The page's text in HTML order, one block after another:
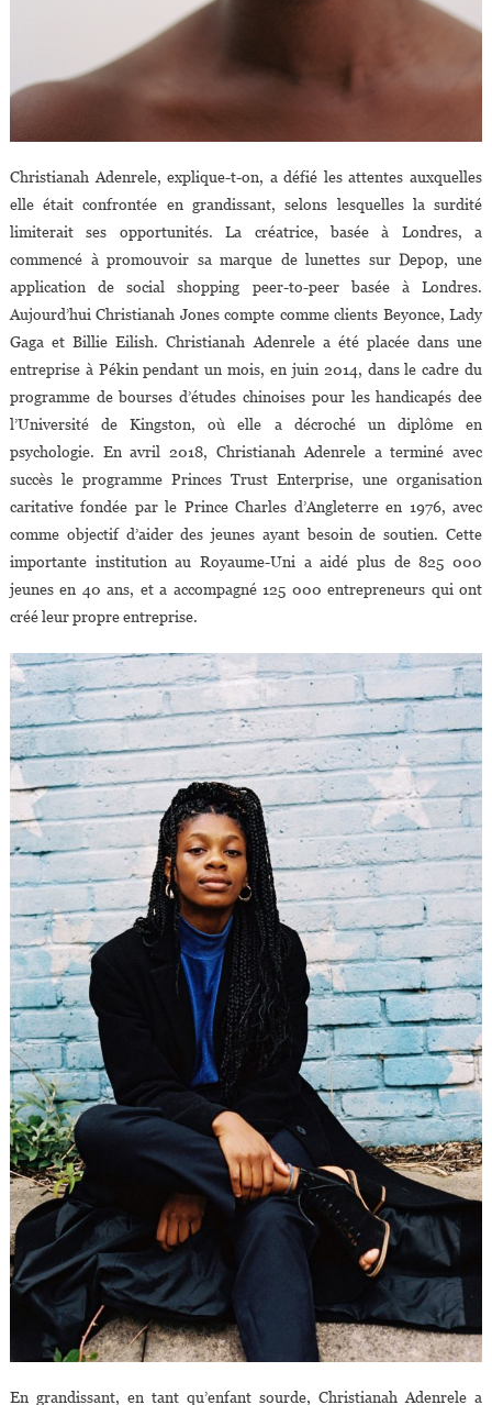
Christianah Adenrele, explique-t-on, a défié les attentes auxquelles
elle était confrontée en grandissant, selons lesquelles la surdité
limiterait ses opportunités. La créatrice, basée à Londres, a
commencé à promouvoir sa marque de lunettes sur Depop, une
application de social shopping peer-to-peer basée à Londres.
Aujourd’hui Christianah Jones compte comme clients Beyonce, Lady
Gaga et Billie Eilish. Christianah Adenrele a été placée dans une
entreprise à Pékin pendant un mois, en juin 2014, dans le cadre du
programme de bourses d’études chinoises pour les handicapés dee
l’Université de Kingston, où elle a décroché un diplôme en
psychologie. En avril 2018, Christianah Adenrele a terminé avec
succès le programme Princes Trust Enterprise, une organisation
caritative fondée par le Prince Charles d’Angleterre en 1976, avec
comme objectif d’aider des jeunes ayant besoin de soutien. Cette
importante institution au Royaume-Uni a aidé plus de 825 000
jeunes en 40 ans, et a accompagné 125 000 entrepreneurs qui ont
créé leur propre entreprise.
En grandissant, en tant qu’enfant sourde, Christianah Adenrele a